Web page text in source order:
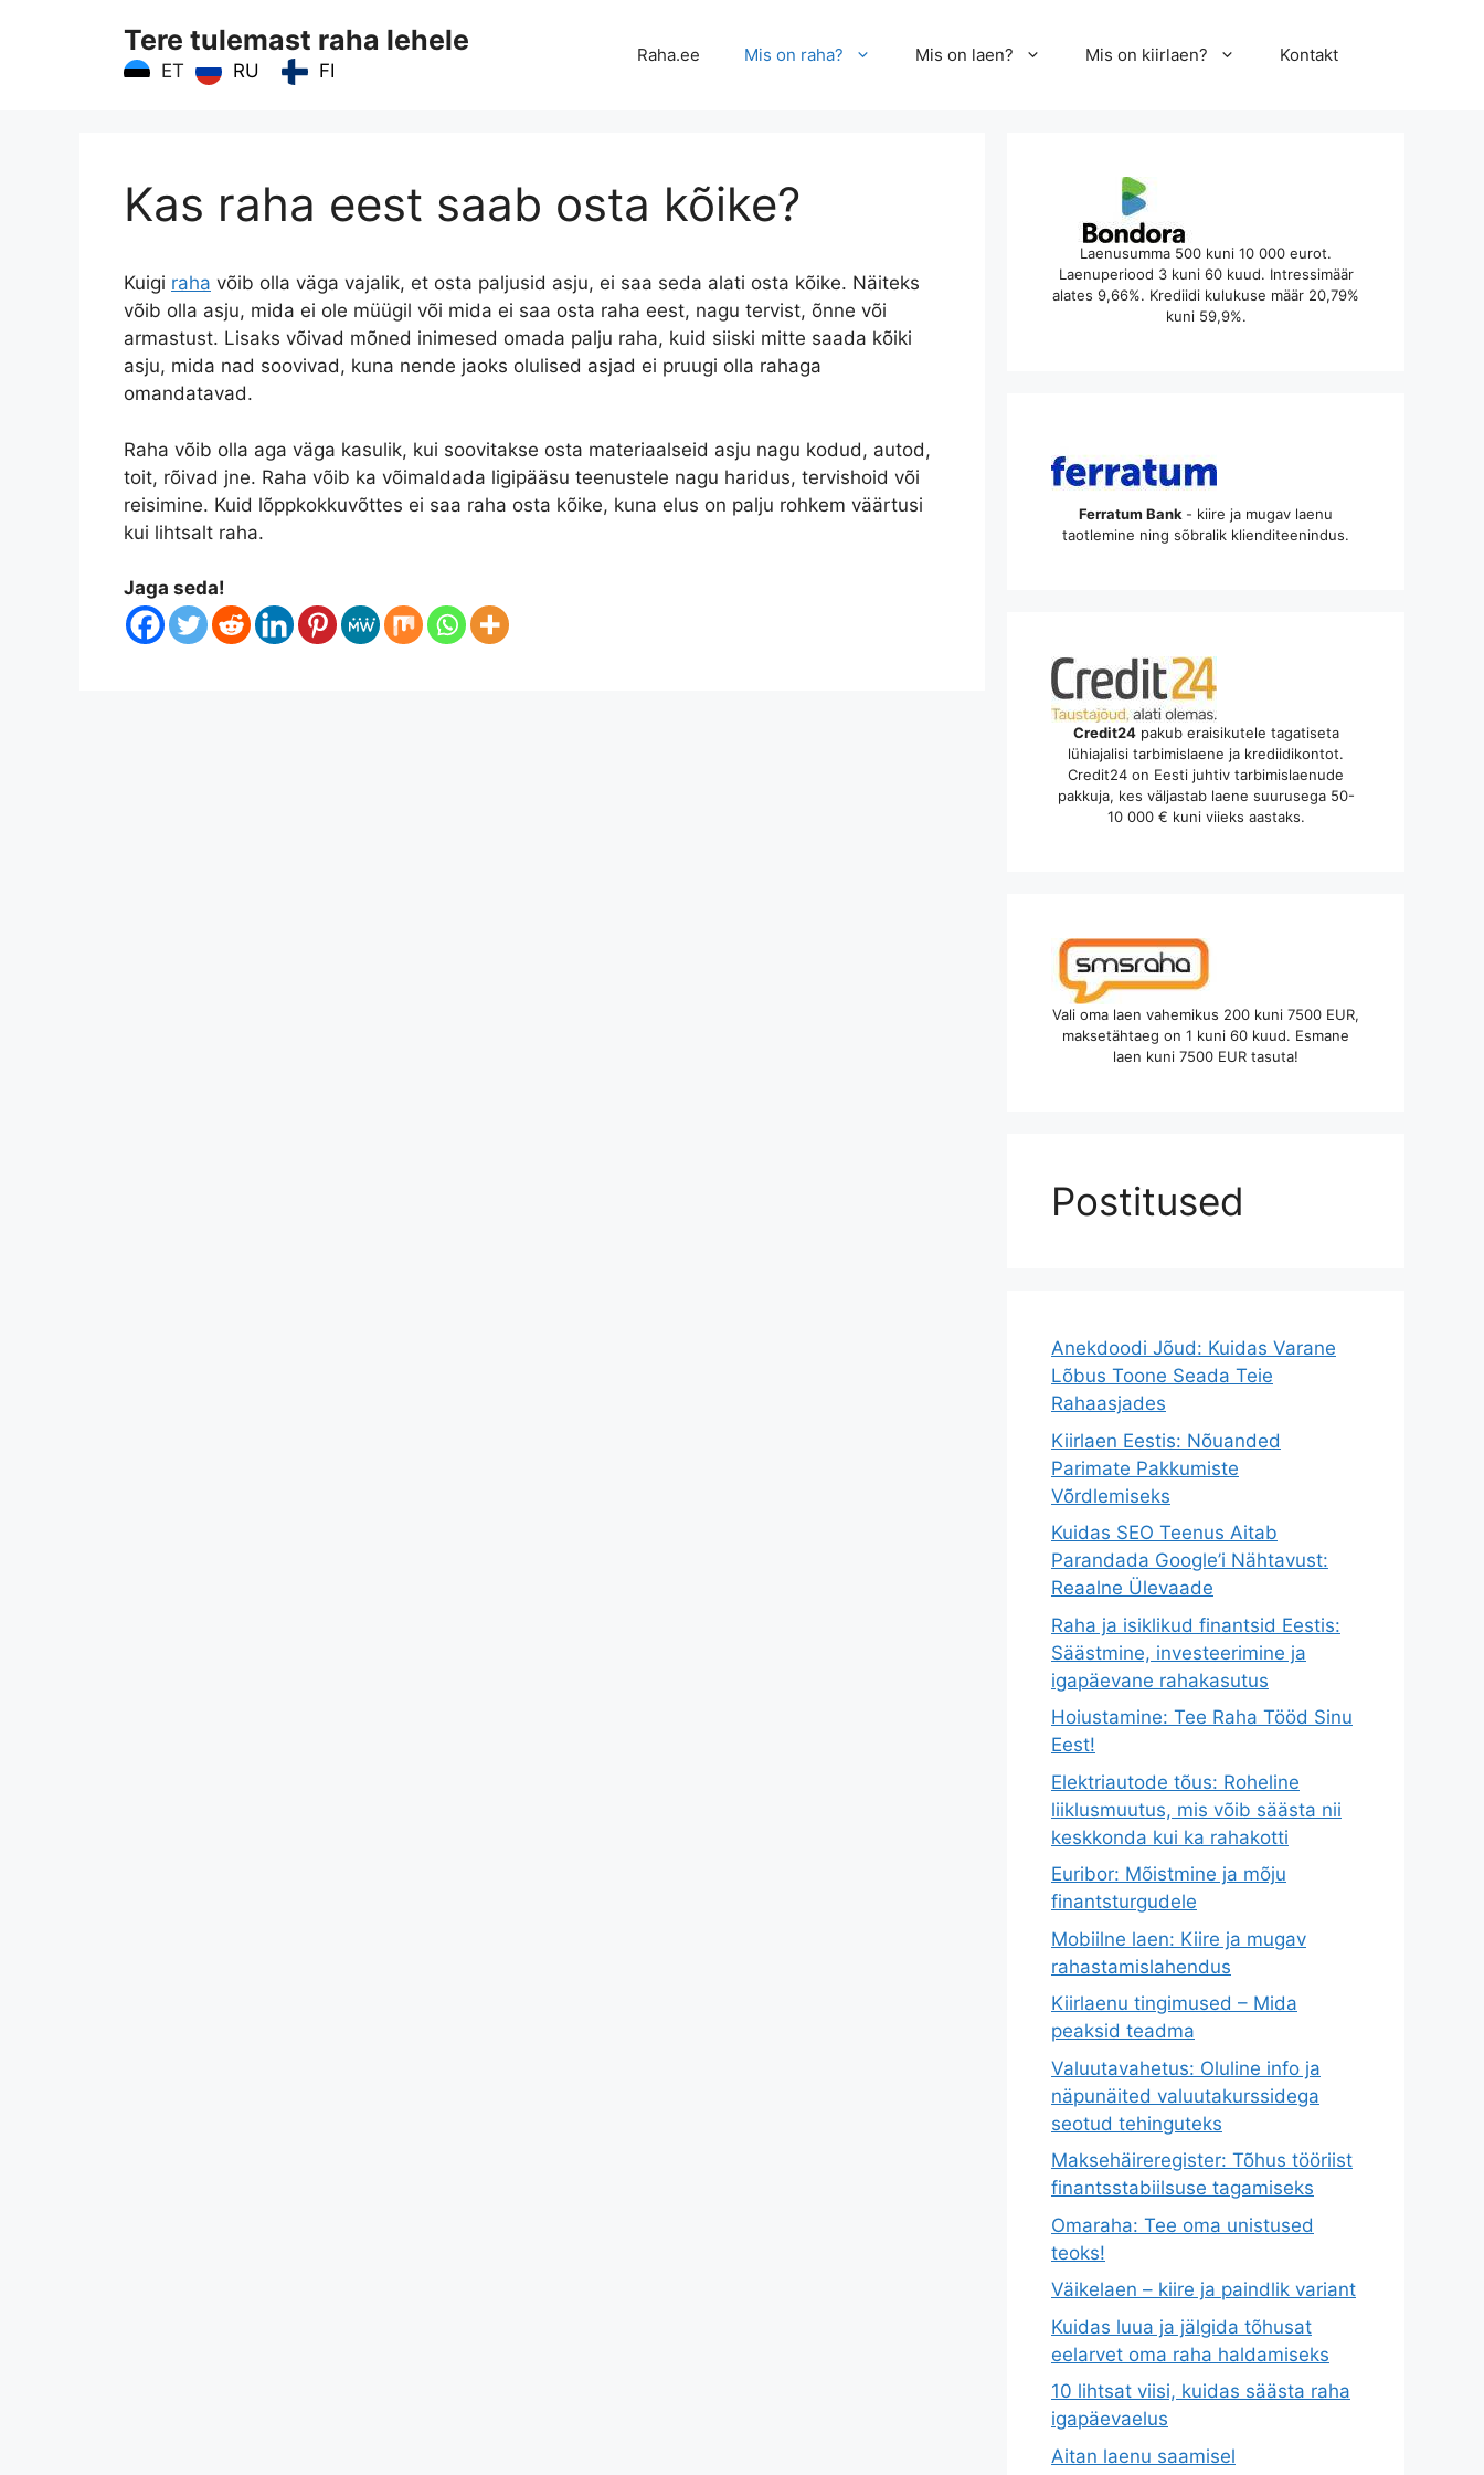
Tere tulemast raha lehele
ET RU FI
Raha.ee Mis on raha? Mis on laen? Mis on kiirlaen? Kontakt
Kas raha eest saab osta kõike?
Kuigi raha võib olla väga vajalik, et osta paljusid asju, ei saa seda alati osta kõike. Näiteks
võib olla asju, mida ei ole müügil või mida ei saa osta raha eest, nagu tervist, õnne või
armastust. Lisaks võivad mõned inimesed omada palju raha, kuid siiski mitte saada kõiki
asju, mida nad soovivad, kuna nende jaoks olulised asjad ei pruugi olla rahaga
omandatavad.
Raha võib olla aga väga kasulik, kui soovitakse osta materiaalseid asju nagu kodud, autod,
toit, rõivad jne. Raha võib ka võimaldada ligipääsu teenustele nagu haridus, tervishoid või
reisimine. Kuid lõppkokkuvõttes ei saa raha osta kõike, kuna elus on palju rohkem väärtusi
kui lihtsalt raha.
Jaga seda!
Laenusumma 500 kuni 10 000 eurot.
Laenuperiood 3 kuni 60 kuud. Intressimäär
alates 9,66%. Krediidi kulukuse määr 20,79%
kuni 59,9%.
Ferratum Bank - kiire ja mugav laenu
taotlemine ning sõbralik klienditeenindus.
Credit24pakub eraisikutele tagatiseta
lühiajalisi tarbimislaene ja krediidikontot.
Credit24 on Eesti juhtiv tarbimislaenude
pakkuja, kes väljastab laene suurusega 50-
10 000 € kuni viieks aastaks.
Vali oma laen vahemikus 200 kuni 7500 EUR,
maksetähtaeg on 1 kuni 60 kuud. Esmane
laen kuni 7500 EUR tasuta!
Postitused
Anekdoodi Jõud: Kuidas Varane
Lõbus Toone Seada Teie
Rahaasjades
Kiirlaen Eestis: Nõuanded
Parimate Pakkumiste
Võrdlemiseks
Kuidas SEO Teenus Aitab
Parandada Google’i Nähtavust:
Reaalne Ülevaade
Raha ja isiklikud finantsid Eestis:
Säästmine, investeerimine ja
igapäevane rahakasutus
Hoiustamine: Tee Raha Tööd Sinu
Eest!
Elektriautode tõus: Roheline
liiklusmuutus, mis võib säästa nii
keskkonda kui ka rahakotti
Euribor: Mõistmine ja mõju
finantsturgudele
Mobiilne laen: Kiire ja mugav
rahastamislahendus
Kiirlaenu tingimused – Mida
peaksid teadma
Valuutavahetus: Oluline info ja
näpunäited valuutakurssidega
seotud tehinguteks
Maksehäireregister: Tõhus tööriist
finantsstabiilsuse tagamiseks
Omaraha: Tee oma unistused
teoks!
Väikelaen – kiire ja paindlik variant
Kuidas luua ja jälgida tõhusat
eelarvet oma raha haldamiseks
10 lihtsat viisi, kuidas säästa raha
igapäevaelus
Aitan laenu saamisel